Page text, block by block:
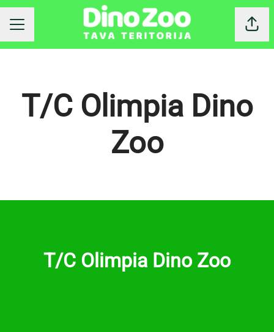
KARJERAS IZVĒLNE
T/C Olimpia Dino
Zoo
T/C Olimpia Dino Zoo